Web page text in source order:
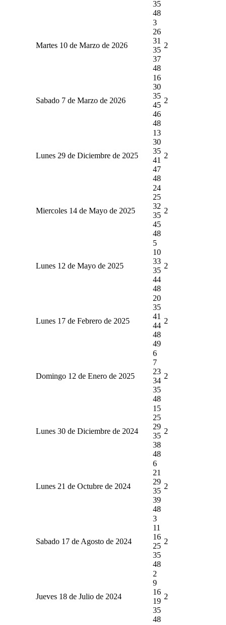
35
48
Martes 10 de Marzo de 2026
3
26
31
35
37
48
2
Sabado 7 de Marzo de 2026
16
30
35
45
46
48
2
Lunes 29 de Diciembre de 2025
13
30
35
41
47
48
2
Miercoles 14 de Mayo de 2025
24
25
32
35
45
48
2
Lunes 12 de Mayo de 2025
5
10
33
35
44
48
2
Lunes 17 de Febrero de 2025
20
35
41
44
48
49
2
Domingo 12 de Enero de 2025
6
7
23
34
35
48
2
Lunes 30 de Diciembre de 2024
15
25
29
35
38
48
2
Lunes 21 de Octubre de 2024
6
21
29
35
39
48
2
Sabado 17 de Agosto de 2024
3
11
16
25
35
48
2
Jueves 18 de Julio de 2024
2
9
16
19
35
48
2